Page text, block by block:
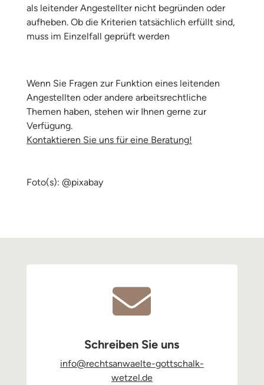
als leitender Angestellter nicht begründen oder
aufheben. Ob die Kriterien tatsächlich erfüllt sind,
muss im Einzelfall geprüft werden
Wenn Sie Fragen zur Funktion eines leitenden
Angestellten oder andere arbeitsrechtliche
Themen haben, stehen wir Ihnen gerne zur
Verfügung.
Kontaktieren Sie uns für eine Beratung!
Foto(s): @pixabay

Schreiben Sie uns
info@rechtsanwaelte-gottschalk-
wetzel.de